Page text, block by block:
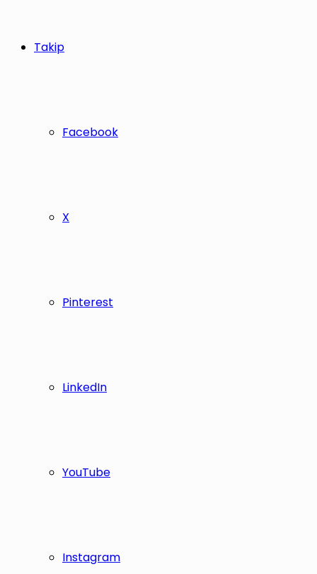
Takip
Facebook
X
Pinterest
LinkedIn
YouTube
Instagram